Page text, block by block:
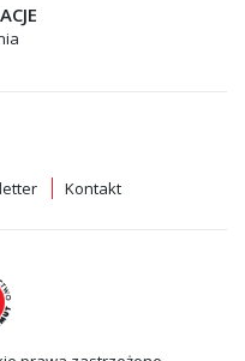
Kontakt